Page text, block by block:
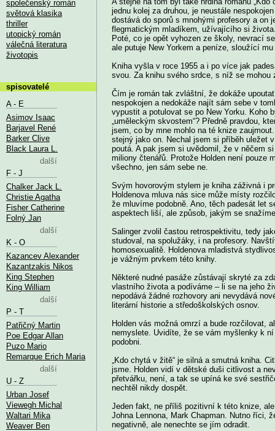
jednu kolej za druhou, je neustále
dostává do sporů s mnohými profesory a on
flegmatickým mladíkem, užívajícího si
Poté, co je opět vyhozen ze školy, nevrací
ale putuje New Yorkem a peníze, sloužící
Kniha vyšla v roce 1955 a i po více jak
svou. Za knihu svého srdce, s níž se mohou
Čím je román tak zvláštní, že dokáže
nespokojen a nedokáže najít sám sebe v
vypustit a potulovat se po New Yorku. Koho
„uměleckým skvostem“? Předně pravdou,
jsem, co by mne mohlo na té knize
stejný jako on. Nechal jsem si příběh uležet
poutá. A pak jsem si uvědomil, že v něčem
miliony čtenářů. Protože Holden není pouze
všechno, jen sám sebe ne.
Svým hovorovým stylem je kniha záživná i
Holdenova mluva nás sice může místy
že mluvíme podobně. Ano, těch padesát let
aspektech liší, ale způsob, jakým se
Salinger zvolil častou retrospektivitu, tedy
studoval, na spolužáky, i na profesory.
homosexualitě. Holdenova mladistvá
je vážným prvkem této knihy.
Některé nudné pasáže zůstávají skryté za
vlastního života a podíváme – li se na jeho
nepodává žádné rozhovory ani nevydává
literární historie a středoškolských osnov.
Holden vás možná omrzí a bude rozčilovat,
nemyslete. Uvidíte, že se vám myšlenky k
podobni.
„Kdo chytá v žitě“ je silná a smutná kniha.
jsme. Holden vidí v dětské duši citlivost a
přetvářku, není, a tak se upíná ke své
nechtěl nikdy dospět.
Jeden fakt, ne příliš pozitivní k této knize,
Johna Lennona, Mark Chapman. Nutno říci,
negativně, ale nenechte se jím odradit.
společenský román
světová klasika
thriller
utopický román
válečná literatura
životopis
spisovatelé
A - E
Asimov Isaac
Barjavel René
Barker Clive
Black Laura L.
další
F - J
Chalker Jack L.
Christie Agatha
Fisher Catherine
Folný Jan
další
K - O
Kazancev Alexander
Kazantzakis Nikos
King Stephen
King William
další
P - T
Patřičný Martin
Poe Edgar Allan
Puzo Mario
Remarque Erich Maria
další
U - Z
Urban Josef
Viewegh Michal
Waltari Mika
Weaver Ben